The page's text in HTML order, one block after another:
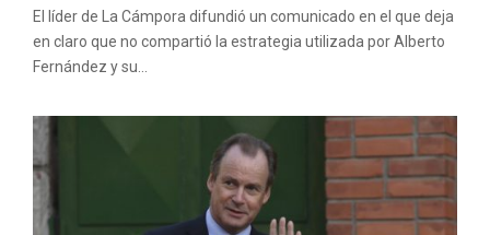
El líder de La Cámpora difundió un comunicado en el que deja
en claro que no compartió la estrategia utilizada por Alberto
Fernández y su...